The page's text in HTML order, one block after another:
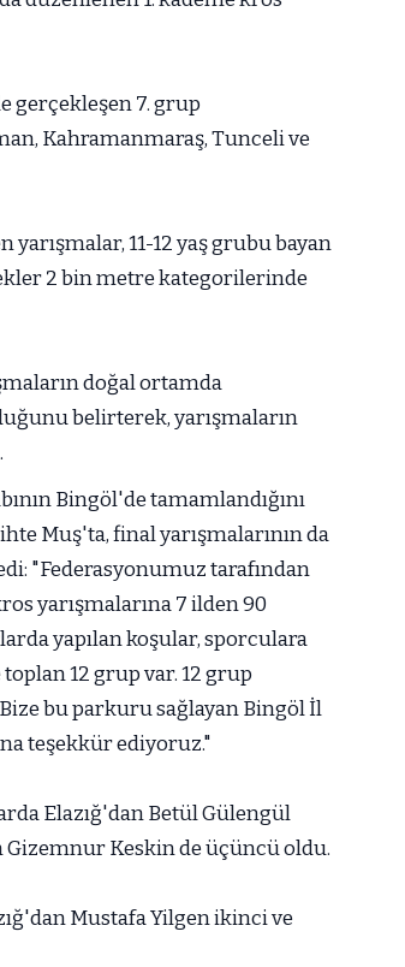
gerçekleşen 7. grup
Kahramanmaraş, Tunceli ve
11-12 yaş grubu bayan
2 bin metre kategorilerinde
doğal ortamda
belirterek, yarışmaların
Bingöl'de tamamlandığını
Muş'ta, final yarışmalarının da
"Federasyonumuz tarafından
yarışmalarına 7 ilden 90
yapılan koşular, sporculara
12 grup var. 12 grup
bu parkuru sağlayan Bingöl İl
teşekkür ediyoruz."
Elazığ'dan Betül Gülengül
Keskin de üçüncü oldu.
Mustafa Yilgen ikinci ve